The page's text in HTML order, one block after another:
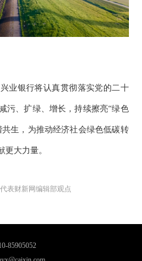
业银行将认真贯彻落实党的二十
污、扩绿、增长，持续擦亮“绿色
生，为推动经济社会绿色低碳转
更大力量。
表财新网编辑部观点
85905052